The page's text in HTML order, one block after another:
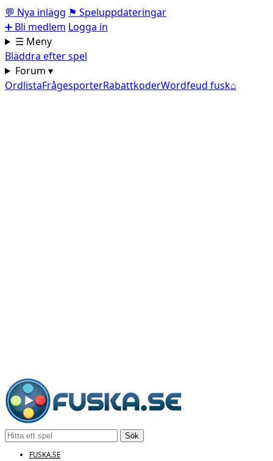
💬 Nya inlägg ⚑ Speluppdateringar
➕ Bli medlem Logga in
☰ Meny
Bläddra efter spel
Forum ▾
OrdlistaFrågesporterRabattkoderWordfeud fusk⌂
Sök
FUSKA.SE